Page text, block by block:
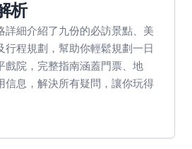
析
詳細介紹了九份的必訪景點、美
行程規劃，幫助你輕鬆規劃一日
戲院，完整指南涵蓋門票、地
信息，解決所有疑問，讓你玩得